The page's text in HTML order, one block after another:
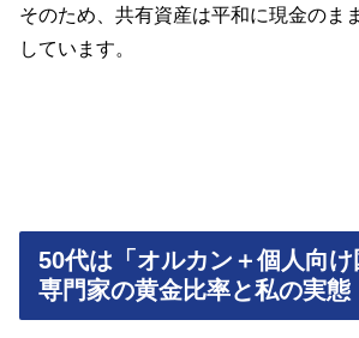
そのため、共有資産は平和に現金のま
しています。
50代は「オルカン＋個人向け
専門家の黄金比率と私の実態